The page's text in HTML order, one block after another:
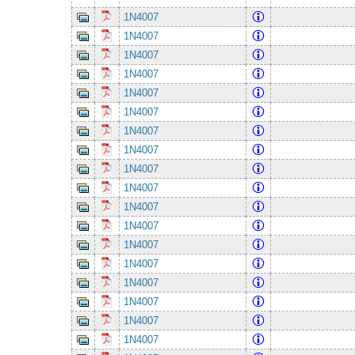
1N4007
1N4007
1N4007
1N4007
1N4007
1N4007
1N4007
1N4007
1N4007
1N4007
1N4007
1N4007
1N4007
1N4007
1N4007
1N4007
1N4007
1N4007